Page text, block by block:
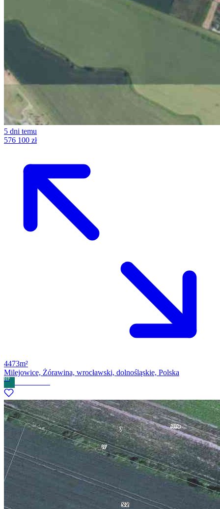
5 dni temu
576 100 zł
4473m²
Milejowice, Żórawina, wrocławski, dolnośląskie, Polska
HP